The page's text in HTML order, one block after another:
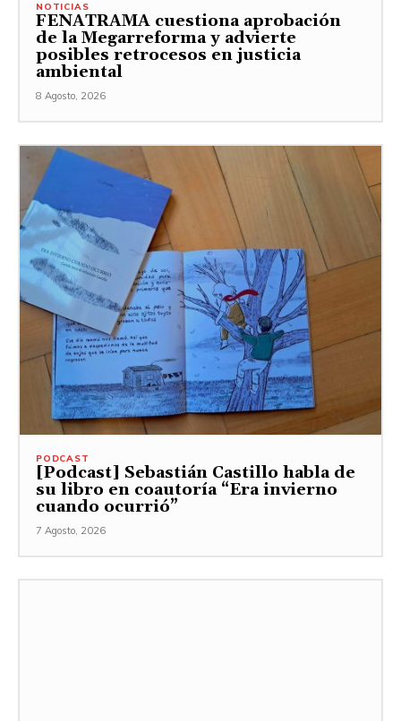
NOTICIAS
FENATRAMA cuestiona aprobación
de la Megarreforma y advierte
posibles retrocesos en justicia
ambiental
8 Agosto, 2026
PODCAST
[Podcast] Sebastián Castillo habla de
su libro en coautoría “Era invierno
cuando ocurrió”
7 Agosto, 2026